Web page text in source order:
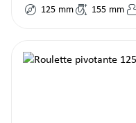
125 mm 155 mm